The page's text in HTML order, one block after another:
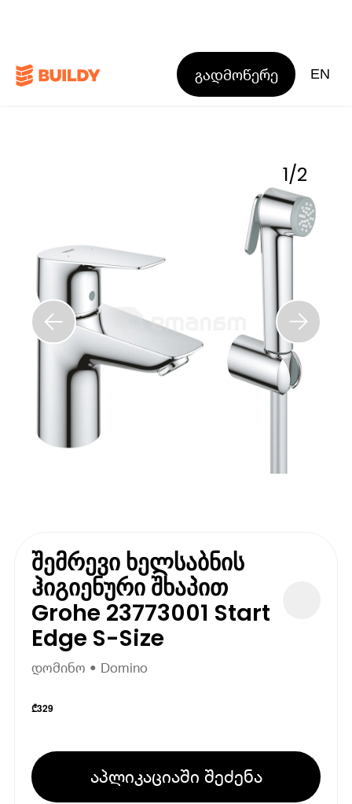
გადმოწერე EN
1/2
შემრევი ხელსაბნის
ჰიგიენური შხაპით
Grohe 23773001 Start
Edge S-Size
დომინო • Domino
₾329
აპლიკაციაში შეძენა